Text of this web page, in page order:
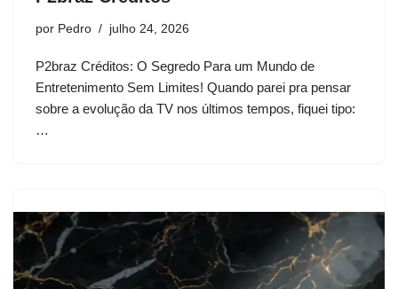
por Pedro julho 24, 2026
P2braz Créditos: O Segredo Para um Mundo de
Entretenimento Sem Limites! Quando parei pra pensar
sobre a evolução da TV nos últimos tempos, fiquei tipo:
…